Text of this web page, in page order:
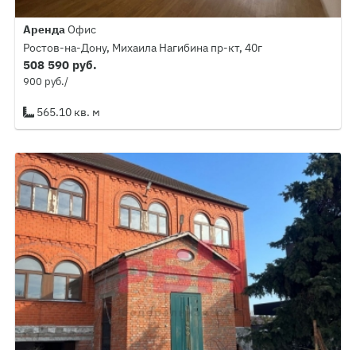
АрендаОфис
Ростов-на-Дону, Михаила Нагибина пр-кт, 40г
508 590 руб.
900 руб./
565.10 кв. м